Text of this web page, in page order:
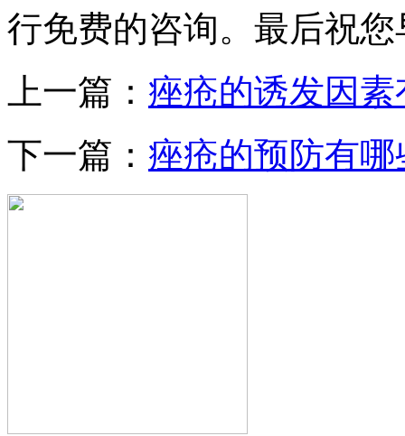
行免费的咨询。最后祝
上一篇： 痤疮的诱发因
下一篇： 痤疮的预防有哪